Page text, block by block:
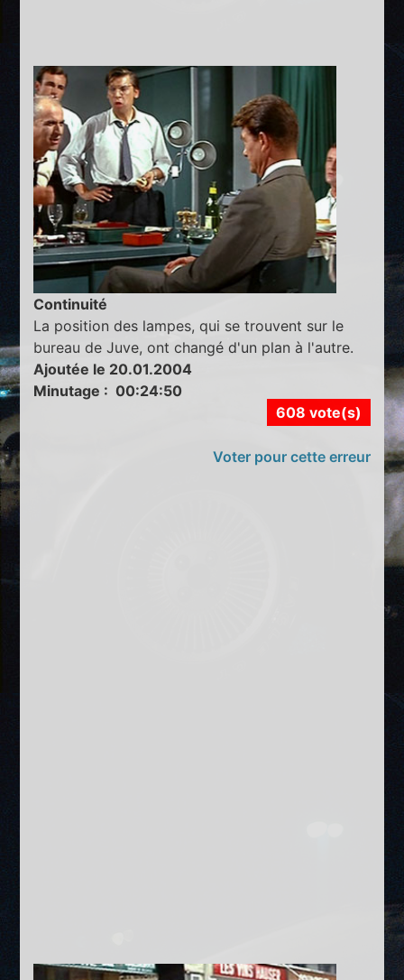
Continuité
La position des lampes, qui se trouvent sur le
bureau de Juve, ont changé d'un plan à l'autre.
Ajoutée le 20.01.2004
Minutage : 00:24:50
608 vote(s)
Voter pour cette erreur